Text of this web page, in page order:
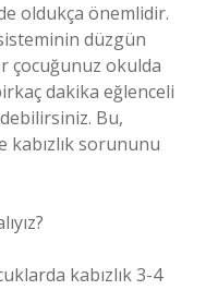
oldukça önemlidir.
düzgün
çocuğunuz okulda
dakika eğlenceli
Bu,
kabızlık sorununu
kabızlık 3-4